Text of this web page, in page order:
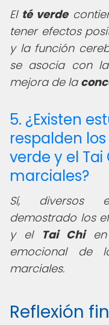
El té verde
tener efectos
y la función
se asocia con
mejora de la
5. ¿Existen
respalden
verde y el
marciales?
Sí, diversos
demostrado los
y el Tai Chien
emocional de
marciales.
Reflexión